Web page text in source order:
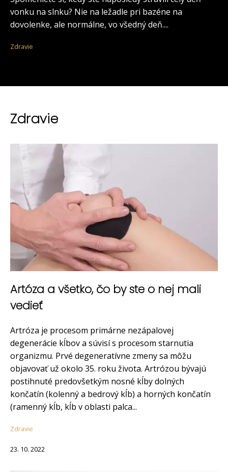
vonku na slnku? Nie na ležadle pri bazéne na
dovolenke, ale normálne, vo všedný deň....
Zdravie
Zdravie
Artóza a všetko, čo by ste o nej mali
vedieť
Artróza je procesom primárne nezápalovej
degenerácie kĺbov a súvisí s procesom starnutia
organizmu. Prvé degeneratívne zmeny sa môžu
objavovať už okolo 35. roku života. Artrózou bývajú
postihnuté predovšetkým nosné kĺby dolných
končatín (kolenný a bedrový kĺb) a horných končatín
(ramenný kĺb, kĺb v oblasti palca...
Zdravie
23. 10. 2022